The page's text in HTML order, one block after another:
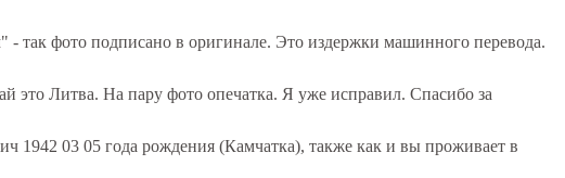
так фото подписано в оригинале. Это издержки машинного перевода.
это Литва. На пару фото опечатка. Я уже исправил. Спасибо за
1942 03 05 года рождения (Камчатка), также как и вы проживает в